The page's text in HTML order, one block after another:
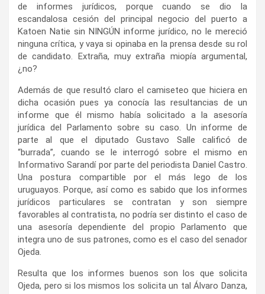
de informes jurídicos, porque cuando se dio la
escandalosa cesión del principal negocio del puerto a
Katoen Natie sin NINGÚN informe jurídico, no le mereció
ninguna crítica, y vaya si opinaba en la prensa desde su rol
de candidato. Extraña, muy extraña miopía argumental,
¿no?
Además de que resultó claro el camiseteo que hiciera en
dicha ocasión pues ya conocía las resultancias de un
informe que él mismo había solicitado a la asesoría
jurídica del Parlamento sobre su caso. Un informe de
parte al que el diputado Gustavo Salle calificó de
“burrada”, cuando se le interrogó sobre el mismo en
Informativo Sarandí por parte del periodista Daniel Castro.
Una postura compartible por el más lego de los
uruguayos. Porque, así como es sabido que los informes
jurídicos particulares se contratan y son siempre
favorables al contratista, no podría ser distinto el caso de
una asesoría dependiente del propio Parlamento que
integra uno de sus patrones, como es el caso del senador
Ojeda.
Resulta que los informes buenos son los que solicita
Ojeda, pero si los mismos los solicita un tal Álvaro Danza,